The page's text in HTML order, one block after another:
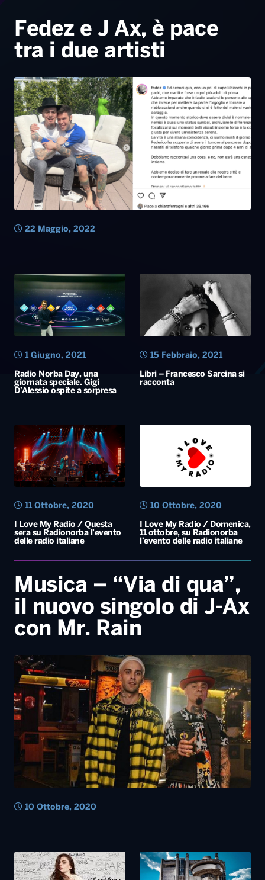
PALATOUR
Musica e Spettacolo
Sport
Radio Norba Consiglia
Leggerissime
Generale
Novità
Notiziario
Interviste
Oroscopo
Speciale Astrabilia 2026
Radio Norba News TV
Voce al Bari
Battiti Live 2026
Gallery
Fedez e J Ax, è pace
tra i due artisti
22 Maggio, 2022
Radio Norba Day, una
giornata speciale. Gigi
D’Alessio ospite a sorpresa
1 Giugno, 2021
Libri – Francesco Sarcina si
racconta
15 Febbraio, 2021
I Love My Radio / Questa
sera su Radionorba l’evento
delle radio italiane
11 Ottobre, 2020
I Love My Radio / Domenica,
11 ottobre, su Radionorba
l’evento delle radio italiane
10 Ottobre, 2020
Musica – “Via di qua”,
il nuovo singolo di J-Ax
con Mr. Rain
10 Ottobre, 2020